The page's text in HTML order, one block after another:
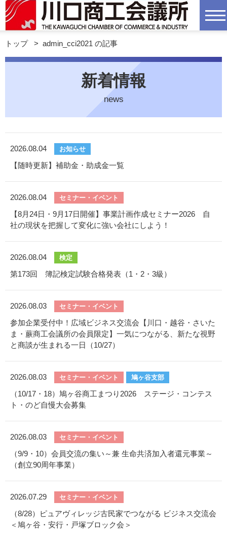
トップ> admin_cci2021 の記事
新着情報
news
2026.08.04 お知らせ
【随時更新】補助金・助成金一覧
2026.08.04 セミナー・イベント
【8月24日・9月17日開催】事業計画作成セミナー2026 自
社の現状を把握して変化に強い会社にしよう！
2026.08.04 検定
第173回 簿記検定試験合格発表（1・2・3級）
2026.08.03 セミナー・イベント
参加企業受付中！広域ビジネス交流会【川口・越谷・さいた
ま・蕨商工会議所の会員限定】一気につながる、新たな視野
と商談が生まれる一日（10/27）
2026.08.03 セミナー・イベント 鳩ヶ谷支部
（10/17・18）鳩ヶ谷商工まつり2026 ステージ・コンテス
ト・のど自慢大会募集
2026.08.03 セミナー・イベント
（9/9・10）会員交流の集い～兼 生命共済加入者還元事業～
（創立90周年事業）
2026.07.29 セミナー・イベント
（8/28）ピュアヴィレッジ古民家でつながる ビジネス交流会
＜鳩ヶ谷・安行・戸塚ブロック会＞